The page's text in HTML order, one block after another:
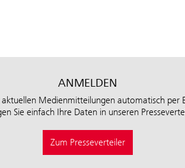
ANMELDEN
Medienmitteilungen automatisch per
Sie einfach Ihre Daten in unseren
Zum Presseverteiler